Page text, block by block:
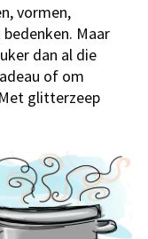
vormen,
Maar
dan al die
of om
glitterzeep